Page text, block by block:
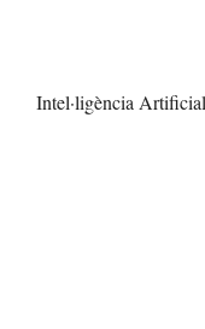
Intel·ligència